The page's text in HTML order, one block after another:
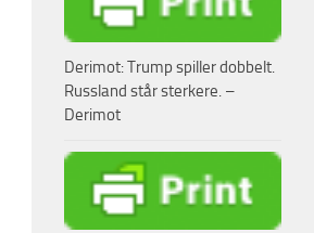
Derimot: Trump spiller dobbelt.
Russland står sterkere. –
Derimot